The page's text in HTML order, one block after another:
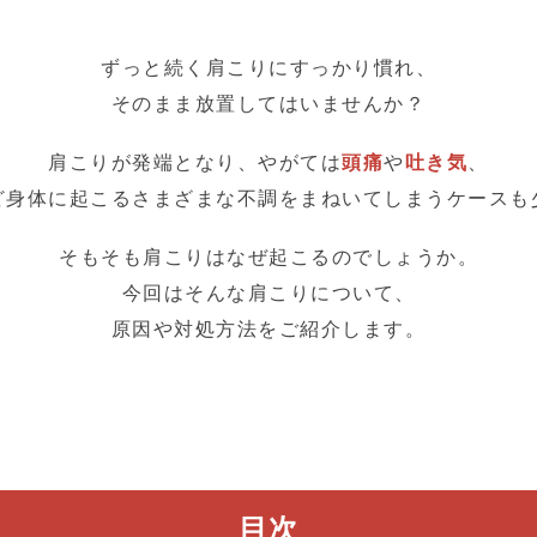
ずっと続く肩こりにすっかり慣れ、
そのまま放置してはいませんか？
肩こりが発端となり、やがては頭痛や 吐き気
身体に起こるさまざまな不調をまねいてしまうケース
そもそも肩こりはなぜ起こるのでしょうか。
今回はそんな肩こりについて、
原因や対処方法をご紹介します。
目次